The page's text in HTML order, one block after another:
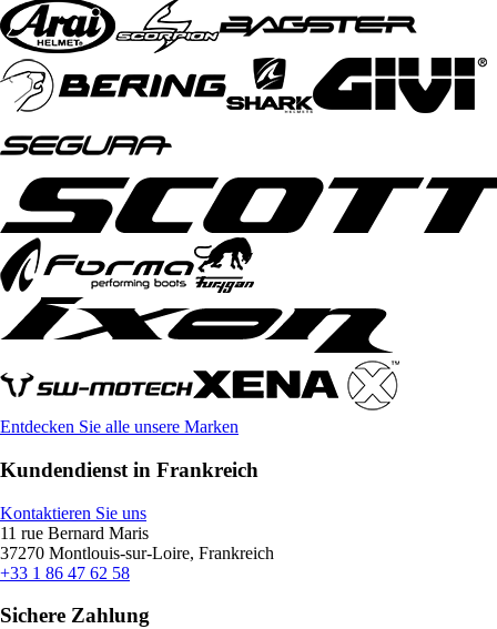
Entdecken Sie alle unsere Marken
Kundendienst in Frankreich
Kontaktieren Sie uns
11 rue Bernard Maris
37270 Montlouis-sur-Loire, Frankreich
+33 1 86 47 62 58
Sichere Zahlung